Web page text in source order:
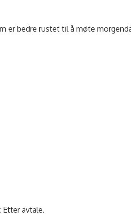
er bedre rustet til å møte
Etter avtale.